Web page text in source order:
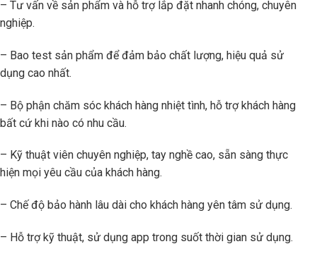
– Tư vấn về sản phẩm và hỗ trợ lắp đặt nhanh chóng, chuyên
nghiệp.
– Bao test sản phẩm để đảm bảo chất lượng, hiệu quả sử
dụng cao nhất.
– Bộ phận chăm sóc khách hàng nhiệt tình, hỗ trợ khách hàng
bất cứ khi nào có nhu cầu.
– Kỹ thuật viên chuyên nghiệp, tay nghề cao, sẵn sàng thực
hiện mọi yêu cầu của khách hàng.
– Chế độ bảo hành lâu dài cho khách hàng yên tâm sử dụng.
– Hỗ trợ kỹ thuật, sử dụng app trong suốt thời gian sử dụng.